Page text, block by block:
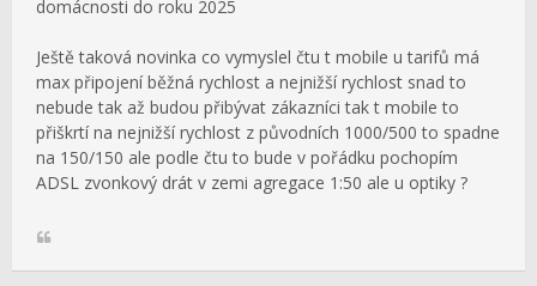
domácnosti do roku 2025
Ještě taková novinka co vymyslel čtu t mobile u tarifů má
max připojení běžná rychlost a nejnižší rychlost snad to
nebude tak až budou přibývat zákazníci tak t mobile to
přiškrtí na nejnižší rychlost z původních 1000/500 to spadne
na 150/150 ale podle čtu to bude v pořádku pochopím
ADSL zvonkový drát v zemi agregace 1:50 ale u optiky ?